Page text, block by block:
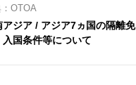
OTOA
アジア / アジア7ヵ国の隔離免
入国条件等について